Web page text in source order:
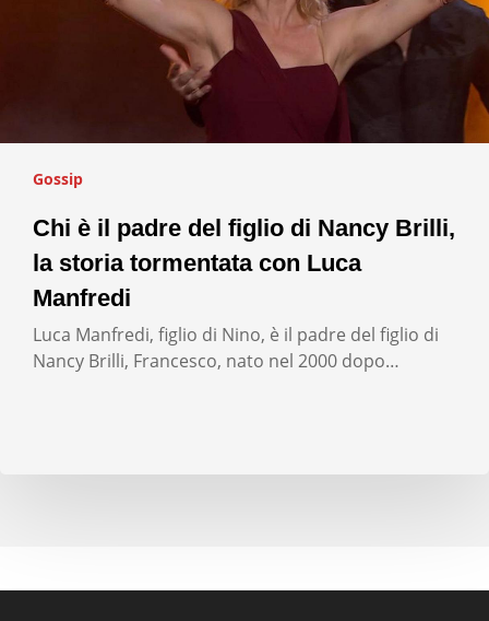
Gossip
Chi è il padre del figlio di Nancy Brilli,
la storia tormentata con Luca
Manfredi
Luca Manfredi, figlio di Nino, è il padre del figlio di
Nancy Brilli, Francesco, nato nel 2000 dopo…